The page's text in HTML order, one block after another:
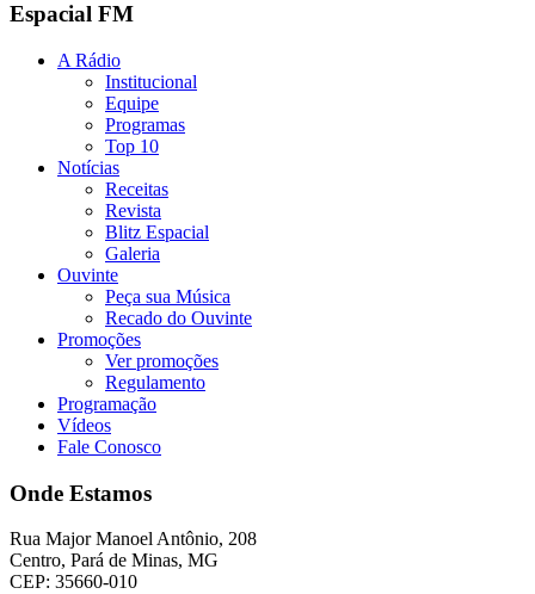
Espacial FM
A Rádio
Institucional
Equipe
Programas
Top 10
Notícias
Receitas
Revista
Blitz Espacial
Galeria
Ouvinte
Peça sua Música
Recado do Ouvinte
Promoções
Ver promoções
Regulamento
Programação
Vídeos
Fale Conosco
Onde Estamos
Rua Major Manoel Antônio, 208
Centro, Pará de Minas, MG
CEP: 35660-010